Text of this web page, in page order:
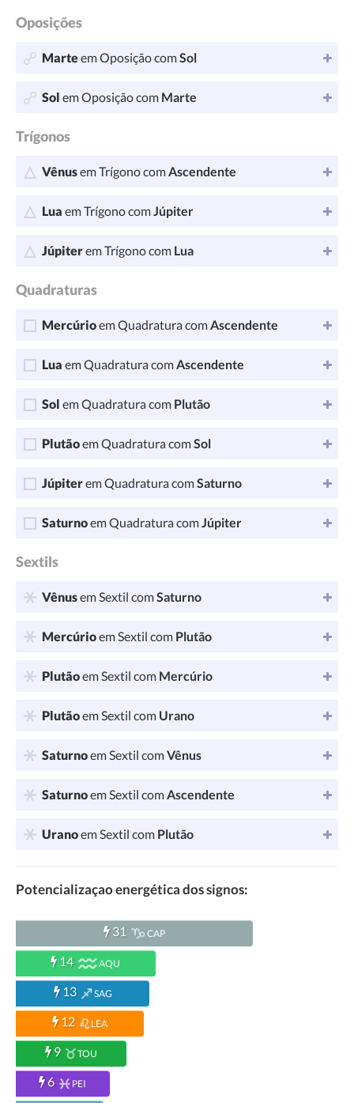
Oposições
Marteem Oposição comSol
Sol em Oposição com Marte
Trígonos
Vênusem Trígono comAscendente
Lua em Trígono comJúpiter
Júpiterem Trígono com Lua
Quadraturas
Mercúrioem Quadratura comAscendente
Lua em Quadratura comAscendente
Sol em Quadratura com Plutão
Plutãoem Quadratura comSol
Júpiterem Quadratura comSaturno
Saturnoem Quadratura comJúpiter
Sextils
Vênusem Sextil comSaturno
Mercúrioem Sextil com Plutão
Plutãoem Sextil com Mercúrio
Plutãoem Sextil com Urano
Saturnoem Sextil comVênus
Saturnoem Sextil comAscendente
Uranoem Sextil com Plutão
Potencializaçao energética dos signos:
31 CAP
14 AQU
13 SAG
12 LEA
9 TOU
6 PEI